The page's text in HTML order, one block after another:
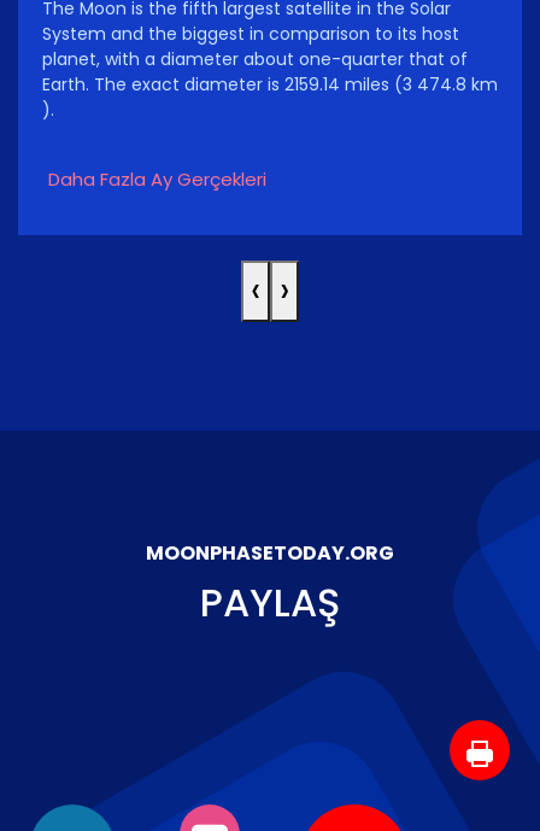
The Moon is the fifth largest satellite in the Solar
System and the biggest in comparison to its host
planet, with a diameter about one-quarter that of
Earth. The exact diameter is 2159.14 miles (3 474.8 km
).
Daha Fazla Ay Gerçekleri
‹ ›
MOONPHASETODAY.ORG
PAYLAŞ